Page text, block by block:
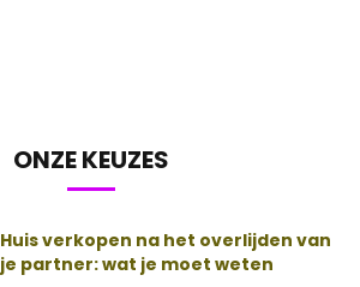
ONZE KEUZES
Huis verkopen na het overlijden van
je partner: wat je moet weten